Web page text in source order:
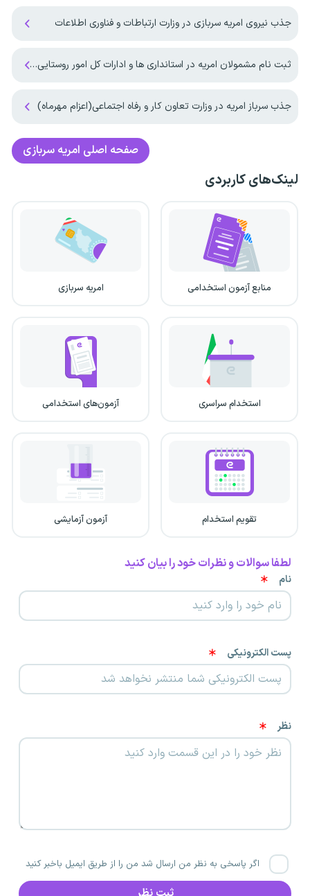
جذب نیروی امریه سربازی در وزارت ارتباطات و فناوری اطلاعات
ثبت نام مشمولان امریه در استانداری ها و ادارات کل امور روستایی کشور آغاز شد
جذب سرباز امریه در وزارت تعاون کار و رفاه اجتماعی(اعزام مهرماه)
صفحه اصلی امریه سربازی
لینک‌های کاربردی
منابع آزمون استخدامی امریه سربازی
استخدام سراسری آزمون‌های استخدامی
تقویم استخدام آزمون آزمایشی
لطفا سوالات و نظرات خود را بیان کنید
نام
پست الکترونیکی
نظر
اگر پاسخی به نظر من ارسال شد من را از طریق ایمیل باخبر کنید